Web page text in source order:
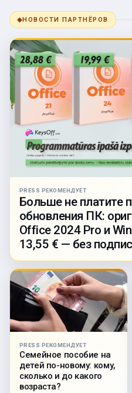
◆НОВОСТИ ПАРТНЁРОВ
PRESS РЕКОМЕНДУЕТ
Больше не платите
обновления ПК:
Office 2024 Pro и
13,55 € — без
PRESS РЕКОМЕНДУЕТ
Семейное пособие на
детей по-новому: кому,
сколько и до какого
возраста?